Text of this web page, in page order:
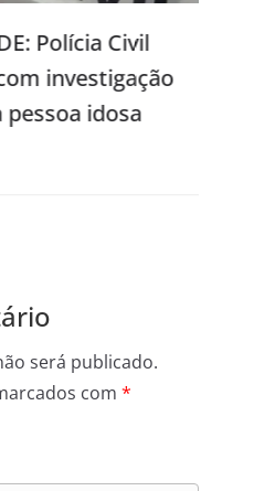
Polícia Civil
investigação
idosa
será publicado.
com *